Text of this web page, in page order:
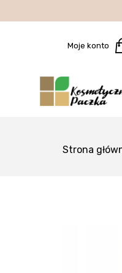
to
Moje konto
Strona